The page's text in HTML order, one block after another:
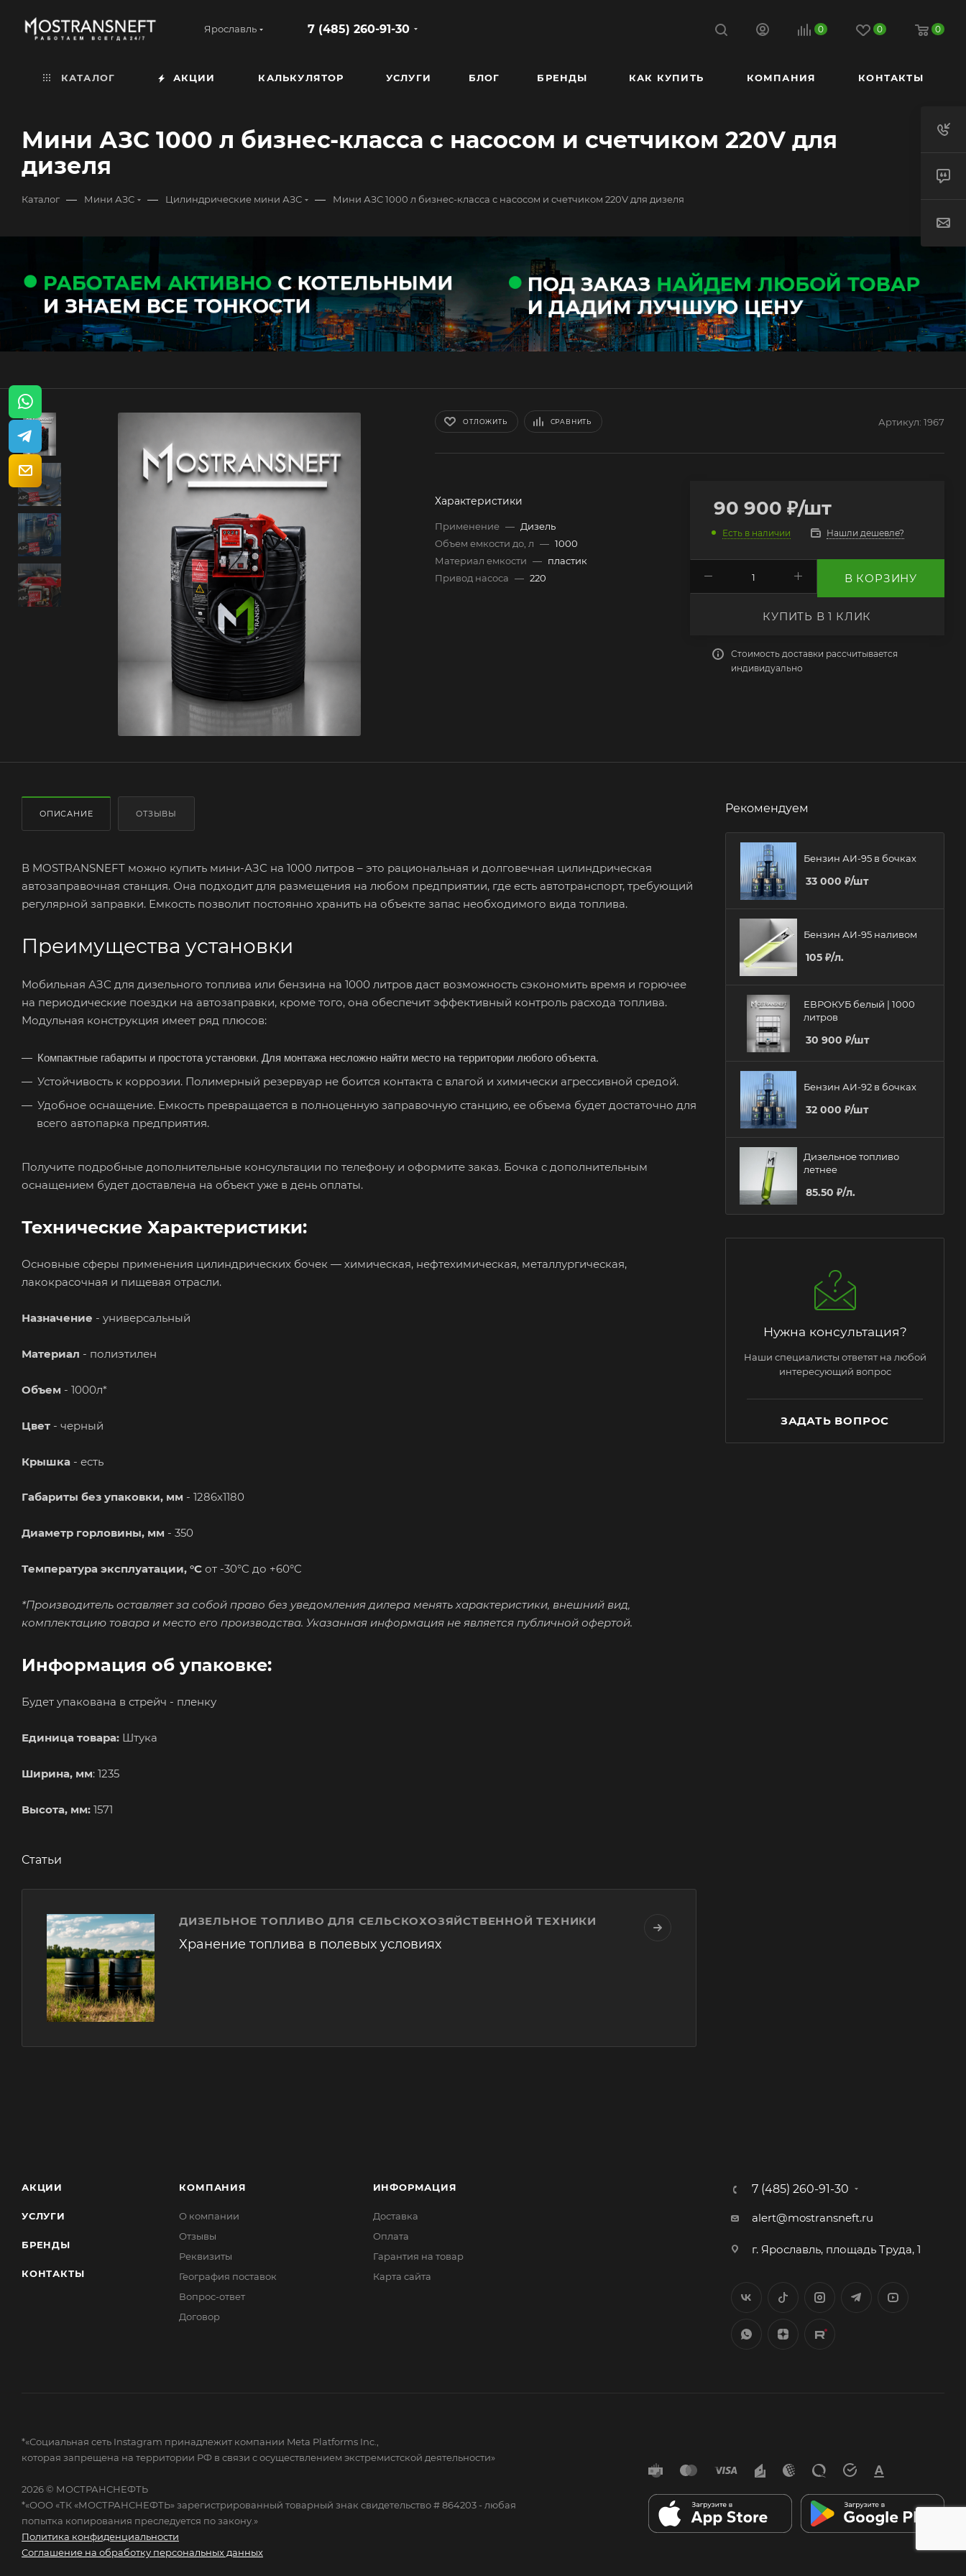
Ярославль 7 (485) 260-91-30 0 0 0
КАТАЛОГ АКЦИИ КАЛЬКУЛЯТОР УСЛУГИ БЛОГ БРЕНДЫ КАК КУПИТЬ КОМПАНИЯ КОНТАКТЫ
Мини АЗС 1000 л бизнес-класса с насосом и счетчиком 220V для
дизеля
Каталог — Мини АЗС — Цилиндрические мини АЗС — Мини АЗС 1000 л бизнес-класса с насосом и счетчиком 220V для дизеля
ОТЛОЖИТЬ СРАВНИТЬ Артикул: 1967
Характеристики
Применение — Дизель
Объем емкости до, л — 1000
Материал емкости — пластик
Привод насоса — 220
90 900 ₽/шт
Есть в наличии Нашли дешевле?
В КОРЗИНУ
КУПИТЬ В 1 КЛИК
Стоимость доставки рассчитывается
индивидуально
ОПИСАНИЕ ОТЗЫВЫ
В MOSTRANSNEFT можно купить мини-АЗС на 1000 литров – это рациональная и долговечная цилиндрическая
автозаправочная станция. Она подходит для размещения на любом предприятии, где есть автотранспорт, требующий
регулярной заправки. Емкость позволит постоянно хранить на объекте запас необходимого вида топлива.
Преимущества установки
Мобильная АЗС для дизельного топлива или бензина на 1000 литров даст возможность сэкономить время и горючее
на периодические поездки на автозаправки, кроме того, она обеспечит эффективный контроль расхода топлива.
Модульная конструкция имеет ряд плюсов:
Компактные габариты и простота установки. Для монтажа несложно найти место на территории любого объекта.
Устойчивость к коррозии. Полимерный резервуар не боится контакта с влагой и химически агрессивной средой.
Удобное оснащение. Емкость превращается в полноценную заправочную станцию, ее объема будет достаточно для
всего автопарка предприятия.
Получите подробные дополнительные консультации по телефону и оформите заказ. Бочка с дополнительным
оснащением будет доставлена на объект уже в день оплаты.
Технические Характеристики:
Основные сферы применения цилиндрических бочек — химическая, нефтехимическая, металлургическая,
лакокрасочная и пищевая отрасли.
Назначение - универсальный
Материал - полиэтилен
Объем - 1000л*
Цвет - черный
Крышка - есть
Габариты без упаковки, мм - 1286х1180
Диаметр горловины, мм - 350
Температура эксплуатации, °C от -30°C до +60°C
*Производитель оставляет за собой право без уведомления дилера менять характеристики, внешний вид,
комплектацию товара и место его производства. Указанная информация не является публичной офертой.
Информация об упаковке:
Будет упакована в стрейч - пленку
Единица товара: Штука
Ширина, мм: 1235
Высота, мм: 1571
Статьи
ДИЗЕЛЬНОЕ ТОПЛИВО ДЛЯ СЕЛЬСКОХОЗЯЙСТВЕННОЙ ТЕХНИКИ
Хранение топлива в полевых условиях
Рекомендуем
Бензин АИ-95 в бочках
33 000 ₽/шт
Бензин АИ-95 наливом
105 ₽/л.
ЕВРОКУБ белый | 1000
литров
30 900 ₽/шт
Бензин АИ-92 в бочках
32 000 ₽/шт
Дизельное топливо
летнее
85.50 ₽/л.
Нужна консультация?
Наши специалисты ответят на любой
интересующий вопрос
ЗАДАТЬ ВОПРОС
АКЦИИ
УСЛУГИ
БРЕНДЫ
КОНТАКТЫ
КОМПАНИЯ
О компании
Отзывы
Реквизиты
География поставок
Вопрос-ответ
Договор
ИНФОРМАЦИЯ
Доставка
Оплата
Гарантия на товар
Карта сайта
7 (485) 260-91-30
alert@mostransneft.ru
г. Ярославль, площадь Труда, 1
*«Социальная сеть Instagram принадлежит компании Meta Platforms Inc.,
которая запрещена на территории РФ в связи с осуществлением экстремистской деятельности»
2026 © МОСТРАНСНЕФТЬ
*«ООО «ТК «МОСТРАНСНЕФТЬ» зарегистрированный товарный знак свидетельство # 864203 - любая
попытка копирования преследуется по закону.»
Политика конфиденциальности
Соглашение на обработку персональных данных